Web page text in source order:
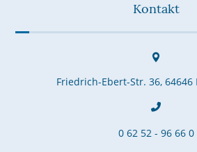
Kontakt
Friedrich-Ebert-Str. 36,
0 62 52 - 96 66 0